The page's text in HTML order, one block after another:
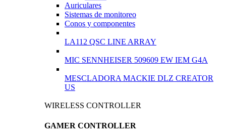
Auriculares
Sistemas de monitoreo
Conos y componentes
LA112 QSC LINE ARRAY
MIC SENNHEISER 509609 EW IEM G4A
MESCLADORA MACKIE DLZ CREATOR
US
WIRELESS CONTROLLER
GAMER CONTROLLER